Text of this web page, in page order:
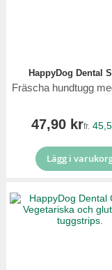
HappyDog Dental
Fräscha hundtugg
47,90 krfr.
Lägg i